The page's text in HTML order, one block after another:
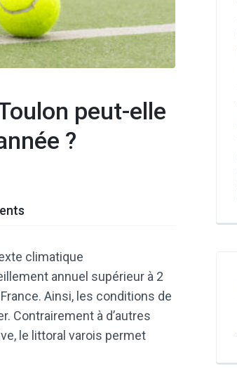
peut-elle
?
climatique
annuel supérieur à 2
Ainsi, les conditions de
Contrairement à d’autres
le littoral varois permet